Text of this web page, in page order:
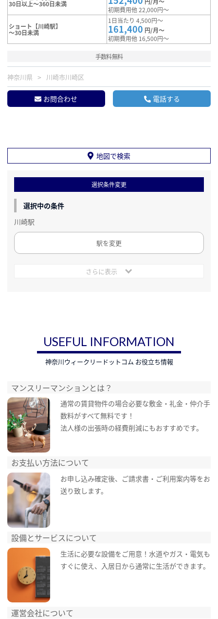
30日以上～360日未満
初期費用他 22,000円～
ショート【川崎駅】
～30日未満
1日当たり 4,500円～
161,400 円/月～
初期費用他 16,500円～
手数料無料
神奈川県 川崎市川崎区
お問合わせ 電話する
地図で検索
選択条件変更
選択中の条件
川崎駅
駅を変更
さらに表示
USEFUL INFORMATION
神奈川ウィークリードットコム お役立ち情報
マンスリーマンションとは？
通常の賃貸物件の場合必要な敷金・礼金・仲介手
数料がすべて無料です！
法人様の出張時の経費削減にもおすすめです。
お支払い方法について
お申し込み確定後、ご請求書・ご利用案内等をお
送り致します。
設備とサービスについて
生活に必要な設備をご用意！水道やガス・電気も
すぐに使え、入居日から通常に生活ができます。
運営会社について